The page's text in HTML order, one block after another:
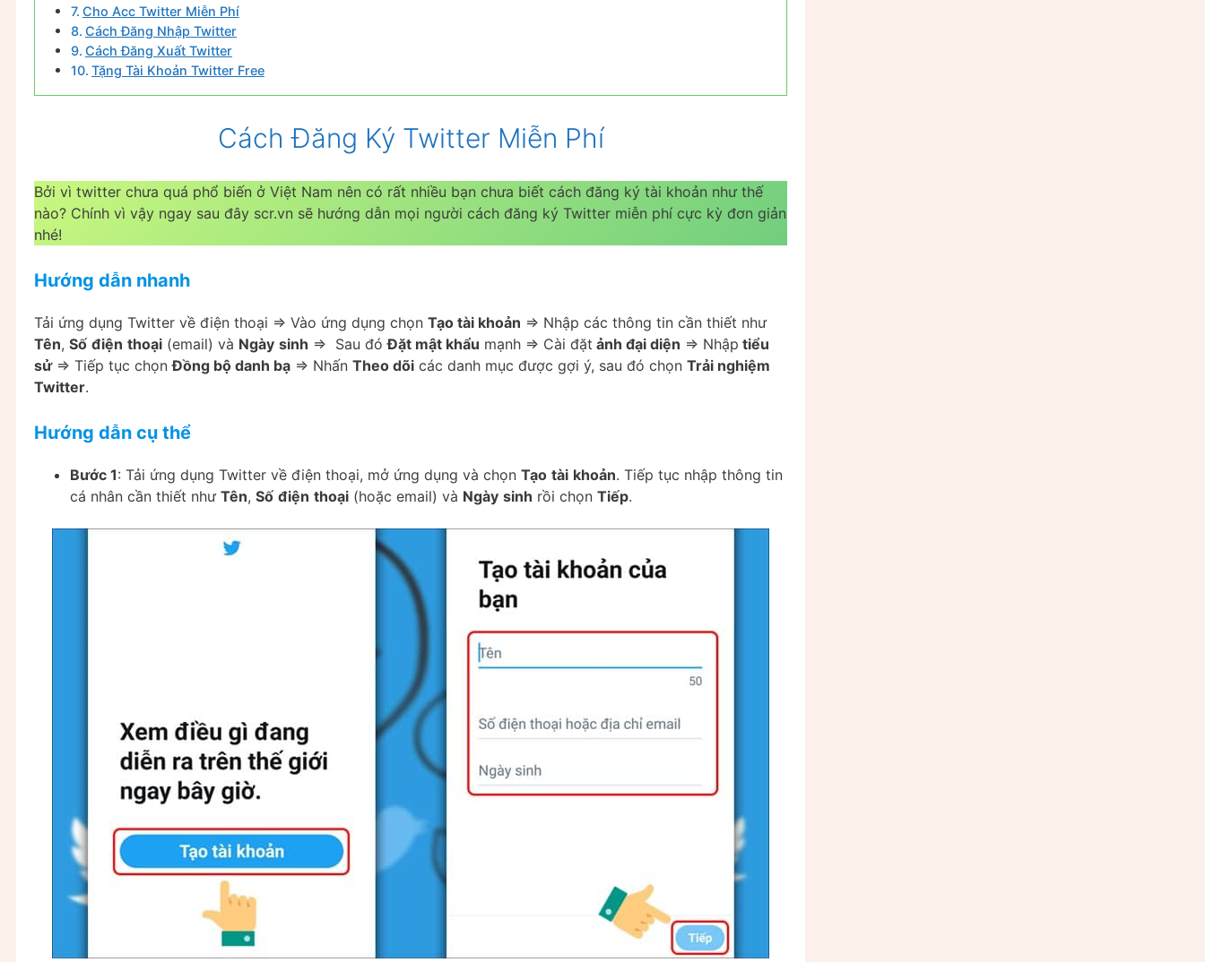
Cho Acc Twitter Miễn Phí
Cách Đăng Nhập Twitter
Cách Đăng Xuất Twitter
Tặng Tài Khoản Twitter Free
Cách Đăng Ký Twitter Miễn Phí
Bởi vì twitter chưa quá phổ biến ở Việt Nam nên có rất nhiều bạn chưa biết cách đăng ký tài khoản như thế
nào? Chính vì vậy ngay sau đây scr.vn sẽ hướng dẫn mọi người cách đăng ký Twitter miễn phí cực kỳ đơn giản
nhé!
Hướng dẫn nhanh
Tải ứng dụng Twitter về điện thoại => Vào ứng dụng chọn Tạo tài khoản => Nhập các thông tin cần thiết như
Tên, Số điện thoại (email) và Ngày sinh => Sau đóĐặt mật khẩu mạnh => Cài đặt ảnh đại diện => Nhập tiểu
sử=> Tiếp tục chọnĐồng bộ danh bạ => Nhấn Theo dõi các danh mục được gợi ý, sau đó chọn Trải nghiệm
Twitter.
Hướng dẫn cụ thể
Bước 1: Tải ứng dụng Twitter về điện thoại, mở ứng dụng và chọn Tạo tài khoản. Tiếp tục nhập thông tin
cá nhân cần thiết như Tên, Số điện thoại (hoặc email) và Ngày sinh rồi chọn Tiếp.